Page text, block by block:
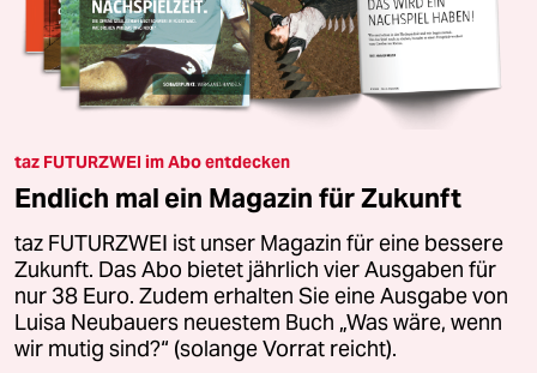
taz FUTURZWEI im Abo entdecken
Endlich mal ein Magazin für Zukunft
taz FUTURZWEI ist unser Magazin für eine bessere
Zukunft. Das Abo bietet jährlich vier Ausgaben für
nur 38 Euro. Zudem erhalten Sie eine Ausgabe von
Luisa Neubauers neuestem Buch „Was wäre, wenn
wir mutig sind?“ (solange Vorrat reicht).